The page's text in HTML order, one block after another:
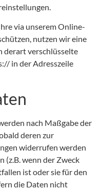
via unserem Online-
nutzen wir eine
derart verschlüsselte
in der Adresszeile
nach Maßgabe der
deren zur
widerrufen werden
(z.B. wenn der Zweck
ist oder sie für den
die Daten nicht